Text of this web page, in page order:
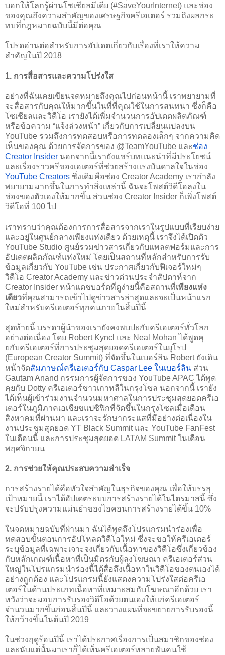
บอกให้โลกรู้ผ่านโซเชียลมีเดีย (#SaveYourInternet) และช่อง
ของคุณถึงความสำคัญของเศรษฐกิจครีเอเตอร์ รวมถึงผลกระ
ทบที่กฎหมายฉบับนี้มีต่อคุณ
โปรดอ่านต่อสำหรับการอัปเดตเกี่ยวกับเรื่องที่เราให้ความ
สำคัญในปี 2018
1. การสื่อสารและความโปร่งใส
อย่างที่ฉันเคยเขียนจดหมายถึงคุณไปก่อนหน้านี้ เราพยายามที่
จะสื่อสารกับคุณให้มากขึ้นในที่ที่คุณใช้ในการสนทนา ซึ่งก็คือ
โซเชียลและวิดีโอ เรายังได้เพิ่มจำนวนการอัปเดตผลิตภัณฑ์
หรือข้อความ “แจ้งล่วงหน้า” เกี่ยวกับการเปลี่ยนแปลงบน
YouTube รวมถึงการทดสอบหรือการทดลองเล็กๆ จากความคิด
เห็นของคุณ ด้วยการจัดการของ @TeamYouTube และช่อง
Creator Insider นอกจากนี้เรายังแชร์บทแนะนำที่มีประโยชน์
YouTube Creators ซึ่งเดิมคือช่อง Creator Academy เรากำลัง
พยายามมากขึ้นในการทำสิ่งเหล่านี้ ฉันจะโพสต์วิดีโอลงใน
ช่องของตัวเองให้มากขึ้น ส่วนช่อง Creator Insider ก็เพิ่งโพสต์
วิดีโอที่ 100 ไป
เราทราบว่าคุณต้องการการสื่อสารจากเราในรูปแบบที่เรียบง่าย
และอยู่ในศูนย์กลางเพียงแห่งเดียว ด้วยเหตุนี้ เราจึงได้เปิดตัว
YouTube Studio ศูนย์รวมข่าวสารเกี่ยวกับแพลตฟอร์มและการ
อัปเดตผลิตภัณฑ์แห่งใหม่ โดยเป็นสถานที่หลักสำหรับการรับ
ข้อมูลเกี่ยวกับ YouTube เช่น ประกาศเกี่ยวกับฟีเจอร์ใหม่ๆ
วิดีโอ Creator Academy และข่าวด่วนประจำสัปดาห์จาก
Creator Insider หน้าแดชบอร์ดที่ดูง่ายนี้คือสถานที่เพียงแห่ง
เดียวที่คุณสามารถเข้าไปดูข่าวสารล่าสุดและจะเป็นหน้าแรก
ใหม่สำหรับครีเอเตอร์ทุกคนภายในสิ้นปีนี้
สุดท้ายนี้ บรรดาผู้นำของเรายังคงพบปะกับครีเอเตอร์ทั่วโลก
อย่างต่อเนื่อง โดย Robert Kyncl และ Neal Mohan ได้พูดคุ
ยกับครีเอเตอร์ที่การประชุมสุดยอดครีเอเตอร์ในยุโรป
(European Creator Summit) ที่จัดขึ้นในเบอร์ลิน Robert ยังเดิน
หน้าจัดสัมภาษณ์ครีเอเตอร์กับ Caspar Lee ในเบอร์ลิน ส่วน
Gautam Anand กรรมการผู้จัดการของ YouTube APAC ได้พูด
คุยกับ Dotty ครีเอเตอร์ชาวเกาหลีในกรุงโซล นอกจากนี้ เรายัง
ได้เห็นผู้เข้าร่วมงานจำนวนมหาศาลในการประชุมสุดยอดครีเอ
เตอร์ในภูมิภาคเอเชียขแปซิฟิกที่จัดขึ้นในกรุงโซลเมื่อเดือน
สิงหาคมที่ผ่านมา และเราจะรักษากระแสที่มีอย่างต่อเนื่องใน
งานประชุมสุดยอด YT Black Summit และ YouTube FanFest
ในเดือนนี้ และการประชุมสุดยอด LATAM Summit ในเดือน
พฤศจิกายน
2. การช่วยให้คุณประสบความสำเร็จ
การสร้างรายได้คือหัวใจสำคัญในธุรกิจของคุณ เพื่อให้บรรลุ
เป้าหมายนี้ เราได้อัปเดตระบบการสร้างรายได้ในไตรมาสนี้ ซึ่ง
จะปรับปรุงความแม่นยำของไอคอนการสร้างรายได้ขึ้น 10%
ในจดหมายฉบับที่ผ่านมา ฉันได้พูดถึงโปรแกรมนำร่องเพื่อ
ทดสอบขั้นตอนการอัปโหลดวิดีโอใหม่ ซึ่งจะขอให้ครีเอเตอร์
ระบุข้อมูลที่เฉพาะเจาะจงเกี่ยวกับเนื้อหาของวิดีโอซึ่งเกี่ยวข้อง
กับหลักเกณฑ์เนื้อหาที่เป็นมิตรกับผู้ลงโฆษณา ครีเอเตอร์ส่วน
ใหญ่ในโปรแกรมนำร่องนี้ได้สื่อถึงเนื้อหาในวิดีโอของตนเองได้
อย่างถูกต้อง และโปรแกรมนี้ยังแสดงความโปร่งใสต่อครีเอ
เตอร์ในด้านประเภทเนื้อหาที่เหมาะสมกับโฆษณาอีกด้วย เรา
หวังว่าจะมอบการรับรองวิดีโอด้วยตนเองให้แก่ครีเอเตอร์
จำนวนมากขึ้นก่อนสิ้นปีนี้ และวางแผนที่จะขยายการรับรองนี้
ให้กว้างขึ้นในต้นปี 2019
ในช่วงฤดูร้อนปีนี้ เราได้ประกาศเรื่องการเป็นสมาชิกของช่อง
และนับแต่นั้นมาเราก็ได้เห็นครีเอเตอร์หลายพันคนใช้